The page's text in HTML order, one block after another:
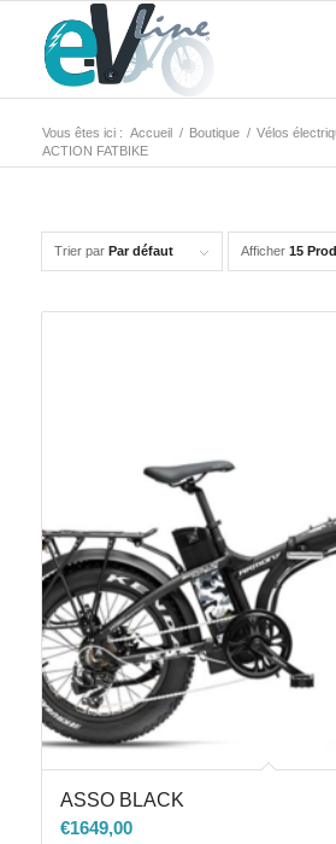
Vous êtes ici : Accueil / Boutique / Vélos
ACTION FATBIKE
Trier par Par défaut Afficher 15
ASSO BLACK
€1649,00